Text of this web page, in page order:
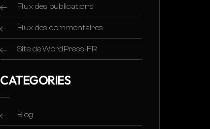
Flux des publications
Flux des commentaires
Site de WordPress-FR
CATEGORIES
Blog